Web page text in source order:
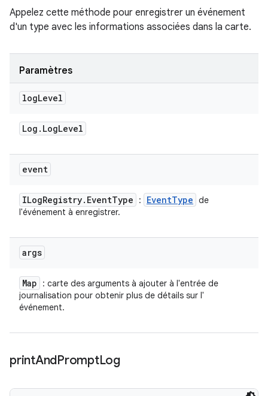
Appelez cette méthode pour enregistrer un événement
d'un type avec les informations associées dans la carte.
Paramètres
logLevel
Log . LogLevel
event
ILogRegistry. EventType : EventType de
l'événement à enregistrer.
args
Map
: carte des arguments à ajouter à l'entrée de
journalisation pour obtenir plus de détails sur l'
événement.
printAndPromptLog